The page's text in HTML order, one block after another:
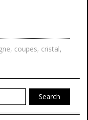
, coupes, cristal,
Search